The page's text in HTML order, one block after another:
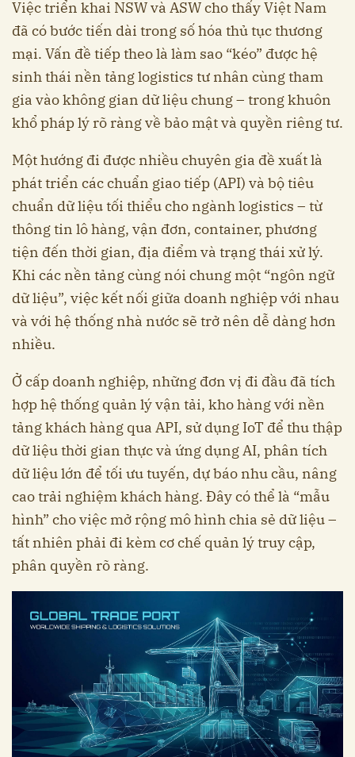
Việc triển khai NSW và ASW cho thấy Việt Nam
đã có bước tiến dài trong số hóa thủ tục thương
mại. Vấn đề tiếp theo là làm sao “kéo” được hệ
sinh thái nền tảng logistics tư nhân cùng tham
gia vào không gian dữ liệu chung – trong khuôn
khổ pháp lý rõ ràng về bảo mật và quyền riêng tư.
Một hướng đi được nhiều chuyên gia đề xuất là
phát triển các chuẩn giao tiếp (API) và bộ tiêu
chuẩn dữ liệu tối thiểu cho ngành logistics – từ
thông tin lô hàng, vận đơn, container, phương
tiện đến thời gian, địa điểm và trạng thái xử lý.
Khi các nền tảng cùng nói chung một “ngôn ngữ
dữ liệu”, việc kết nối giữa doanh nghiệp với nhau
và với hệ thống nhà nước sẽ trở nên dễ dàng hơn
nhiều.
Ở cấp doanh nghiệp, những đơn vị đi đầu đã tích
hợp hệ thống quản lý vận tải, kho hàng với nền
tảng khách hàng qua API, sử dụng IoT để thu thập
dữ liệu thời gian thực và ứng dụng AI, phân tích
dữ liệu lớn để tối ưu tuyến, dự báo nhu cầu, nâng
cao trải nghiệm khách hàng. Đây có thể là “mẫu
hình” cho việc mở rộng mô hình chia sẻ dữ liệu –
tất nhiên phải đi kèm cơ chế quản lý truy cập,
phân quyền rõ ràng.